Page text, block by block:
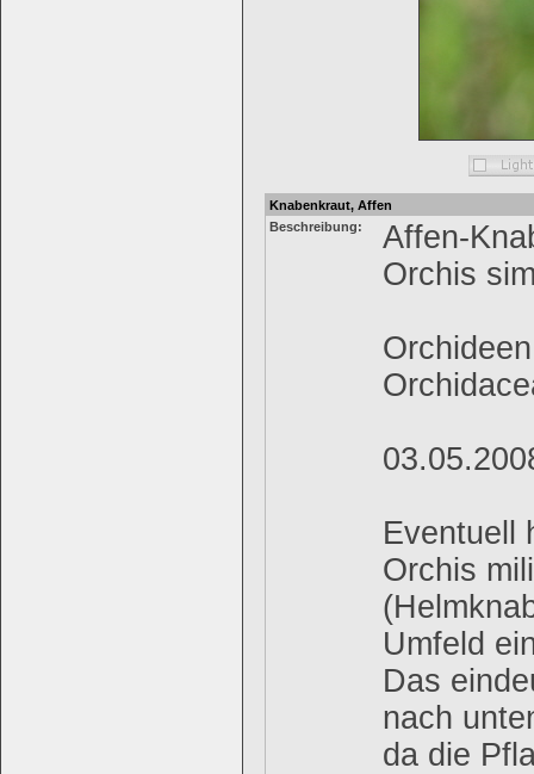
Knabenkraut, Affen
Beschreibung:
Affen-
Orchis
Orchideen
Eventuell
Orchis
Umfeld
Das
nach
da die